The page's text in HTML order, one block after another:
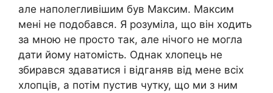
але наполегливішим був Максим. Максим
мені не подобався. Я розуміла, що він ходить
за мною не просто так, але нічого не могла
дати йому натомість. Однак хлопець не
збирався здаватися і відганяв від мене всіх
хлопців, а потім пустив чутку, що ми з ним